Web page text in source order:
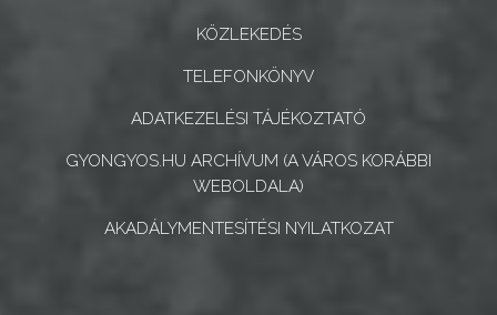
KÖZLEKEDÉS
TELEFONKÖNYV
ADATKEZELÉSI TÁJÉKOZTATÓ
GYONGYOS.HU ARCHÍVUM (A VÁROS KORÁBBI
WEBOLDALA)
AKADÁLYMENTESÍTÉSI NYILATKOZAT